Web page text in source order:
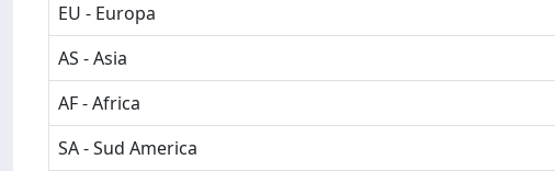
EU - Europa
AS - Asia
AF - Africa
SA - Sud America